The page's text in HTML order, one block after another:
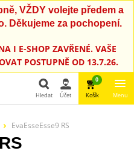
VŽDY volejte předem a
Děkujeme za pochopení.
I E-SHOP ZAVŘENÉ. VAŠE
POSTUPNĚ OD 13.7.26.
Hledat Účet
0
Košík Menu
EvaEsseEsse9 RS